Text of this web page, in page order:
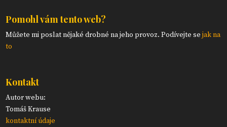
Pomohl vám tento web?
Můžete mi poslat nějaké drobné na jeho provoz. Podívejte sejak na
to
Kontakt
Autor webu:
Tomáš Krause
kontaktní údaje